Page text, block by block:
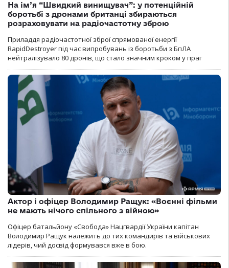
На ім’я “Швидкий винищувач”: у потенційній
боротьбі з дронами британці збираються
розраховувати на радіочастотну зброю
Приладдя радіочастотної зброї спрямованої енергії
RapidDestroyer під час випробувань із боротьби з БпЛА
нейтралізувало 80 дронів, що стало значним кроком у праг
Актор і офіцер Володимир Ращук: «Воєнні фільми
не мають нічого спільного з війною»
Офіцер батальйону «Свобода» Нацгвардії України капітан
Володимир Ращук належить до тих командирів та військових
лідерів, чий досвід формувався вже в бою.